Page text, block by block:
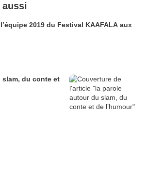
aussi
2019 du Festival KAAFALA aux
slam, du conte et